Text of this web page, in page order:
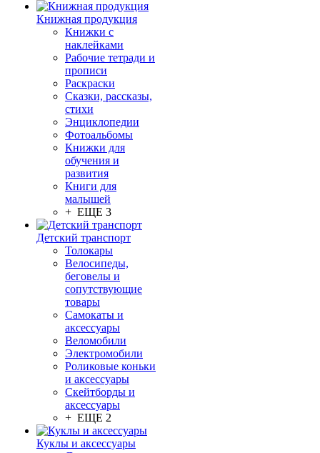
Книжная продукция
Книжки с
наклейками
Рабочие тетради и
прописи
Раскраски
Сказки, рассказы,
стихи
Энциклопедии
Фотоальбомы
Книжки для
обучения и
развития
Книги для
малышей
+ ЕЩЕ 3
Детский транспорт
Толокары
Велосипеды,
беговелы и
сопутствующие
товары
Самокаты и
аксессуары
Веломобили
Электромобили
Роликовые коньки
и аксессуары
Скейтборды и
аксессуары
+ ЕЩЕ 2
Куклы и аксессуары